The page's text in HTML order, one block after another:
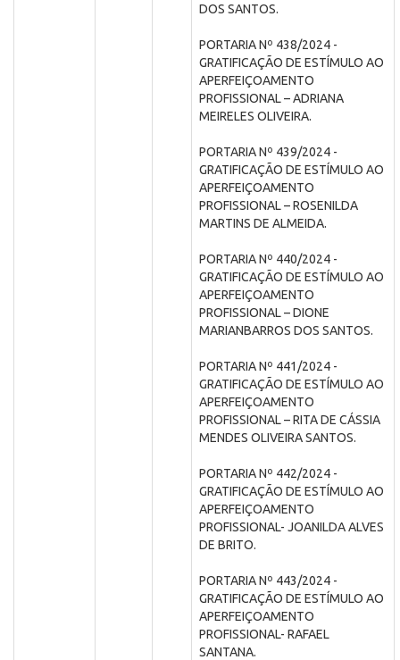
DOS SANTOS.
PORTARIA Nº 438/2024 -
GRATIFICAÇÃO DE ESTÍMULO AO
APERFEIÇOAMENTO
PROFISSIONAL – ADRIANA
MEIRELES OLIVEIRA.
PORTARIA Nº 439/2024 -
GRATIFICAÇÃO DE ESTÍMULO AO
APERFEIÇOAMENTO
PROFISSIONAL – ROSENILDA
MARTINS DE ALMEIDA.
PORTARIA Nº 440/2024 -
GRATIFICAÇÃO DE ESTÍMULO AO
APERFEIÇOAMENTO
PROFISSIONAL – DIONE
MARIANBARROS DOS SANTOS.
PORTARIA Nº 441/2024 -
GRATIFICAÇÃO DE ESTÍMULO AO
APERFEIÇOAMENTO
PROFISSIONAL – RITA DE CÁSSIA
MENDES OLIVEIRA SANTOS.
PORTARIA Nº 442/2024 -
GRATIFICAÇÃO DE ESTÍMULO AO
APERFEIÇOAMENTO
PROFISSIONAL- JOANILDA ALVES
DE BRITO.
PORTARIA Nº 443/2024 -
GRATIFICAÇÃO DE ESTÍMULO AO
APERFEIÇOAMENTO
PROFISSIONAL- RAFAEL
SANTANA.